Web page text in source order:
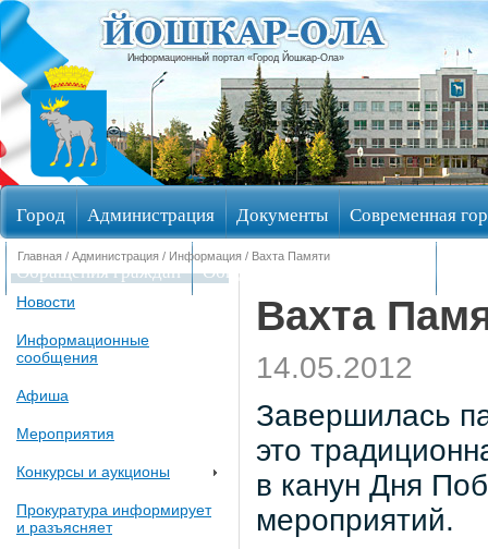
Информационный портал «Город Йошкар-Ола»
Город Администрация Документы Современная
Обращения граждан Общественные обсуждения
Главная / Администрация / Информация / Вахта Памяти
Новости
Информационные
сообщения
Афиша
Мероприятия
Конкурсы и аукционы
Прокуратура информирует
и разъясняет
Вахта
14.05.2012
Завершилась
это
в канун Дня
мероприятий.